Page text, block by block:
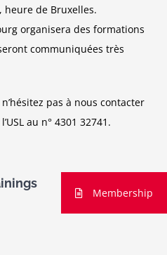
heure de Bruxelles.
organisera des formations
communiquées très
pas à nous contacter
au n° 4301 32741.
Membership